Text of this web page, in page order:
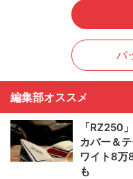
バ
編集部オススメ
「RZ250
カバー＆
ワイト8万
も